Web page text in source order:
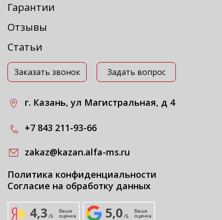
Гарантии
Отзывы
Статьи
Заказать звонок Задать вопрос
г. Казань, ул Магистральная, д 4
+7 843 211-93-66
zakaz@kazan.alfa-ms.ru
Политика конфиденциальности
Согласие на обработку данных